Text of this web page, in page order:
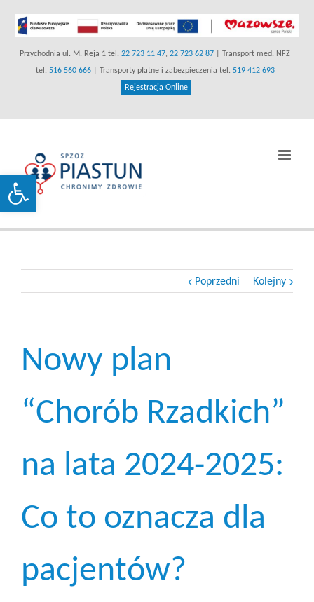
Otwórz pasek narzędzi
Przychodnia ul. M. Reja 1 tel. 22 723 11 47, 22 723 62 87 | Transport med. NFZ
tel. 516 560 666| Transporty płatne i zabezpieczenia tel. 519 412 693
Rejestracja Online(link
się
Poprzedni Kolejny
Nowy plan
“Chorób Rzadkich”
na lata 2024-2025:
Co to oznacza dla
pacjentów?